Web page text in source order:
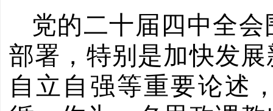
党的二十届四中全
部署，特别是加快发
自立自强等重要论述